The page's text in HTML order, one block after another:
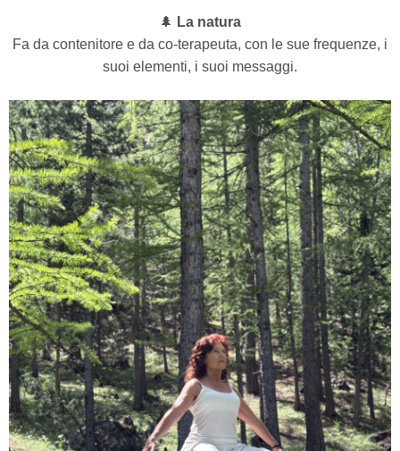
🌲 La natura
Fa da contenitore e da co-terapeuta, con le sue frequenze, i
suoi elementi, i suoi messaggi.